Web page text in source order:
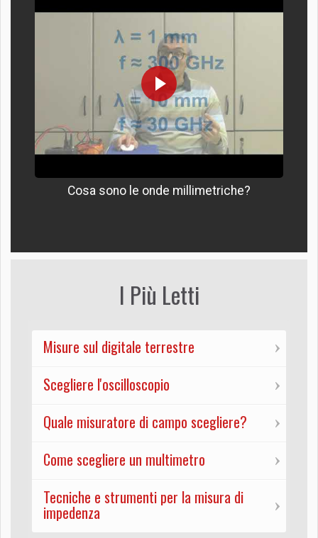
Cosa sono le onde millimetriche?
I Più Letti
Misure sul digitale terrestre
Scegliere l'oscilloscopio
Quale misuratore di campo scegliere?
Come scegliere un multimetro
Tecniche e strumenti per la misura di
impedenza